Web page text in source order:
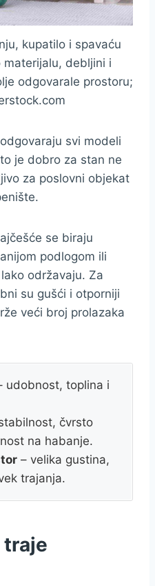
kupatilo i spavaću
materijalu, debljini i
odgovarale prostoru;
svi modeli
je dobro za stan ne
za poslovni objekat
se biraju
podlogom ili
održavaju. Za
su gušći i otporniji
veći broj prolazaka
udobnost, toplina i
čvrsto
na habanje.
– velika gustina,
trajanja.
traje